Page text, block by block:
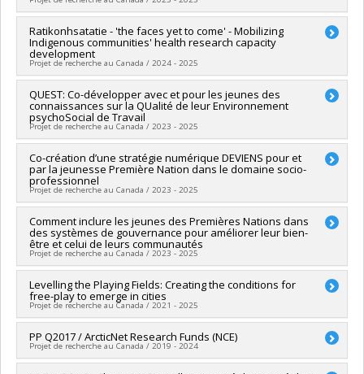
Denault,David Litalien
Sources de financement :CRSH/Conseil de recherches en
sciences humaines du Canada
Programmes de subvention : PVX99097-Subvention de
développement de partenariat
Chercheur principal : Sarah Fraser
Sources de financement :IRSC/Instituts de recherche en
santé du Canada
Programmes de subvention :
Ratikonhsatatie - 'the faces yet to come' - Mobilizing
Indigenous communities' health research capacity
development
Projet de recherche au Canada / 2024 - 2025
Chercheur principal : Treena Delormier
Co-chercheurs : Sarah Fraser
Sources de financement :IRSC/Instituts de recherche en
santé du Canada
Programmes de subvention :PVXX5647-(MOP) Subvention de
fonctionnement incluant les subventions de fonctionnement
programmatiques (général)
QUEST: Co-développer avec et pour les jeunes des
connaissances sur la QUalité de leur Environnement
psychoSocial de Travail
Projet de recherche au Canada / 2023 - 2025
Chercheur principal :Nancy Beauregard
Co-chercheurs : Isabelle Archambault,Katherine Frohlich
Véronique Dupéré,Sarah Fraser
Sources de financement :CRSH/Conseil de recherches en
sciences humaines du Canada
Programmes de subvention :PVXXXXXX-Subvention
d'engagement partenarial
Co-création d’une stratégie numérique DEVIENS pour et
par la jeunesse Première Nation dans le domaine socio-
professionnel
Projet de recherche au Canada / 2023 - 2025
Sources de financement :Université de Montréal
Programmes de subvention :
Comment inclure les jeunes des Premières Nations dans
des systèmes de gouvernance pour améliorer leur bien-
être et celui de leurs communautés
Projet de recherche au Canada / 2023 - 2025
Chercheur principal : Sarah Fraser
Sources de financement :MITACS Inc.
Programmes de subvention :
Levelling the Playing Fields: Creating the conditions for
free-play to emerge in cities
Projet de recherche au Canada / 2021 - 2025
Chercheur principal :Katherine Frohlich
Co-chercheurs :Juan Torres, Marie-Pierre Sylvestre
Fraser,Marie-Soleil Cloutier,Mariana Brussoni,Patricia
PP Q2017 / ArcticNet Research Funds (NCE)
Projet de recherche au Canada / 2019 - 2024